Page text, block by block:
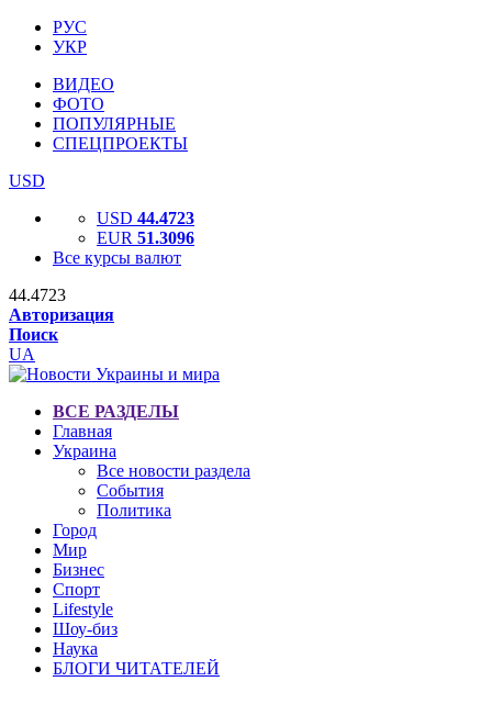
РУС
УКР
ВИДЕО
ФОТО
ПОПУЛЯРНЫЕ
СПЕЦПРОЕКТЫ
USD
USD 44.4723
EUR 51.3096
Все курсы валют
44.4723
Авторизация
Поиск
UA
ВСЕ РАЗДЕЛЫ
Главная
Украина
Все новости раздела
События
Политика
Город
Мир
Бизнес
Спорт
Lifestyle
Шоу-биз
Наука
БЛОГИ ЧИТАТЕЛЕЙ